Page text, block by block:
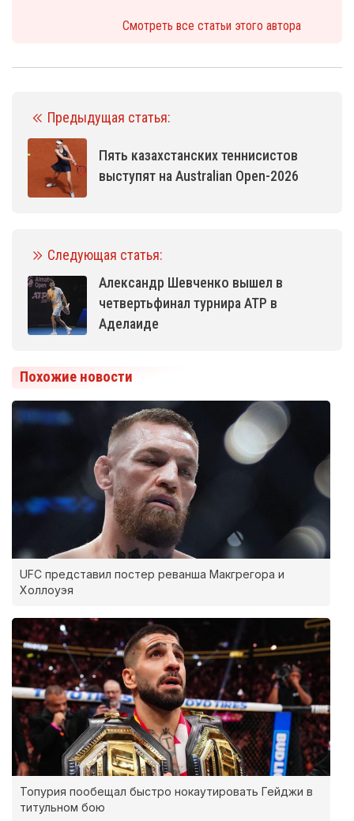
Смотреть все статьи этого автора
Предыдущая статья:
Пять казахстанских теннисистов
выступят на Australian Open-2026
Следующая статья:
Александр Шевченко вышел в
четвертьфинал турнира ATP в
Аделаиде
Похожие новости
UFC представил постер реванша Макгрегора и
Холлоуэя
Топурия пообещал быстро нокаутировать Гейджи в
титульном бою